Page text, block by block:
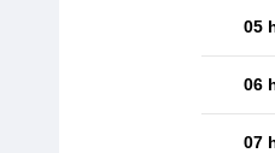
05
06
07